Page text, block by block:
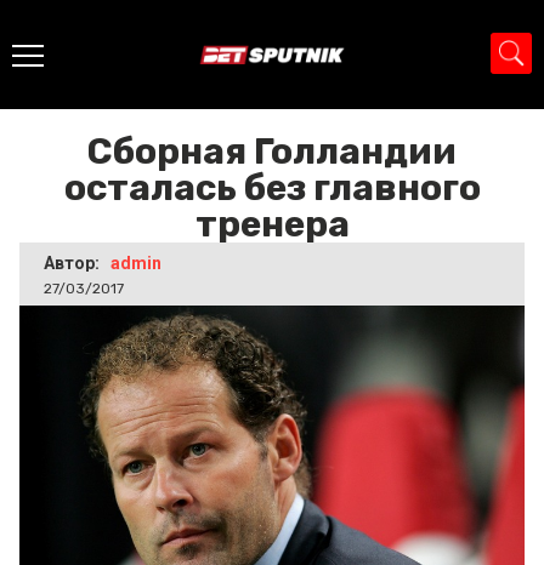
Сборная Голландии осталась без
Сборная Голландии
осталась без главного
тренера
Автор: admin
27/03/2017